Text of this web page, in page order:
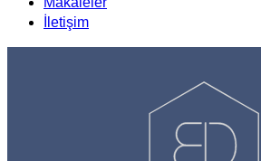
İletişim